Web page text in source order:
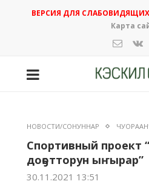
ВЕРСИЯ ДЛЯ СЛАБОВИДЯЩИХ
Карта
НОВОСТИ/СОНУННАР
Спортивный проект
доҕотторун ыҥырар”
30.11.2021 13:51